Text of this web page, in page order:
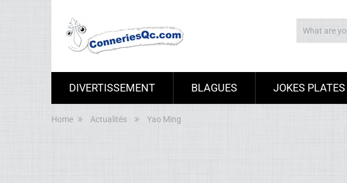
DIVERTISSEMENT BLAGUES JOKES PLATES
Home Actualités Yao Ming